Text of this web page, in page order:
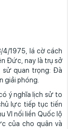
4/1975, lá cờ cách
Đức, nay là trụ sở
sử quan trọng: Đà
giải phóng.
ý nghĩa lịch sử to
lực tiếp tục tiến
VI nối liền Quốc lộ
của cho quân và